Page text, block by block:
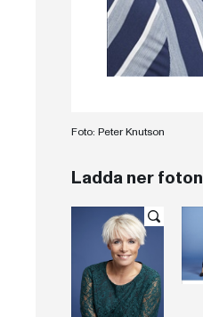
Foto: Peter Knutson
Ladda ner foton